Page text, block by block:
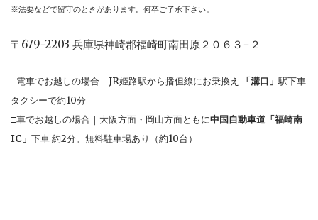
※法要などで留守のときがあります。何卒ご了承下さい。
〒679−2203 兵庫県神崎郡福崎町南田原２０６３−２
□電車でお越しの場合｜JR姫路駅から播但線にお乗換え 「溝口」駅下車
タクシーで約10分
□車でお越しの場合｜大阪方面・岡山方面ともに中国自動車道「福崎南
IC」 下車 約2分。無料駐車場あり（約10台）